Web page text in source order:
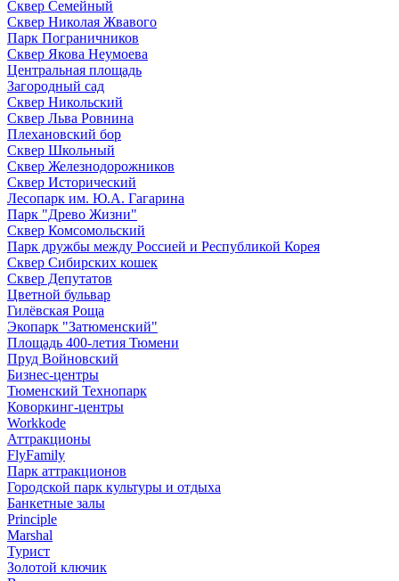
Сквер Семейный
Сквер Николая Жвавого
Парк Пограничников
Сквер Якова Неумоева
Центральная площадь
Загородный сад
Сквер Никольский
Сквер Льва Ровнина
Плехановский бор
Сквер Школьный
Сквер Железнодорожников
Сквер Исторический
Лесопарк им. Ю.А. Гагарина
Парк "Древо Жизни"
Сквер Комсомольский
Парк дружбы между Россией и Республикой Корея
Сквер Сибирских кошек
Сквер Депутатов
Цветной бульвар
Гилёвская Роща
Экопарк "Затюменский"
Площадь 400-летия Тюмени
Пруд Войновский
Бизнес-центры
Тюменский Технопарк
Коворкинг-центры
Workkode
Аттракционы
FlyFamily
Парк аттракционов
Городской парк культуры и отдыха
Банкетные залы
Principle
Marshal
Турист
Золотой ключик